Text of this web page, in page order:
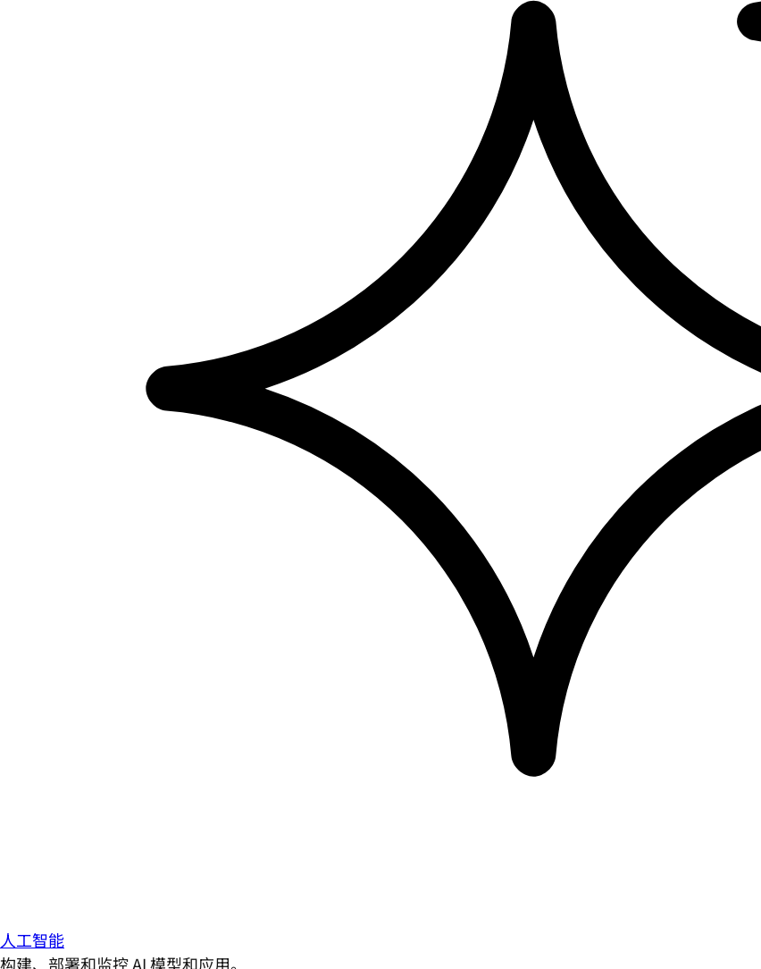
人工智能
构建、部署和监控 AI 模型和应用。